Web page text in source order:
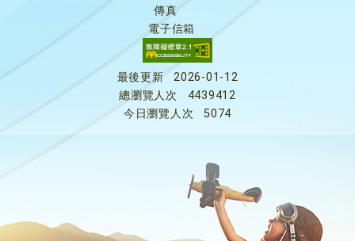
傳真
電子信箱
最後更新
2026-01-12
總瀏覽人次
4439412
今日瀏覽人次
5074